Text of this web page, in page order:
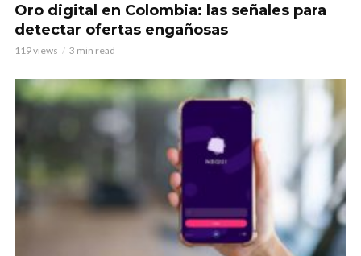
Oro digital en Colombia: las señales para
detectar ofertas engañosas
119 views 3 min read